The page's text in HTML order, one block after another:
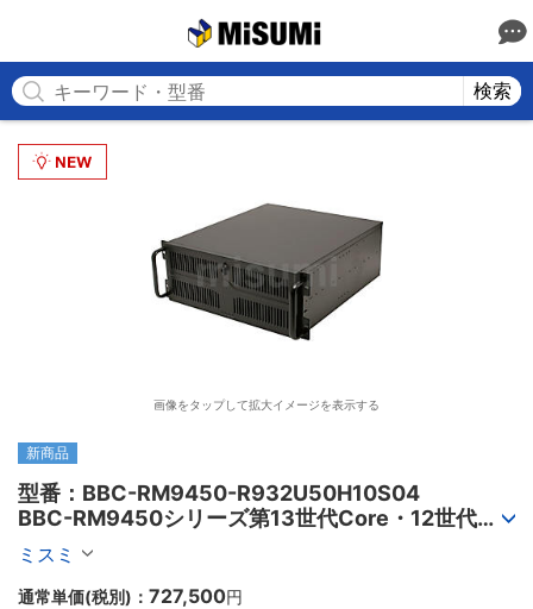
検索
画像をタップして拡大イメージを表示する
新商品
型番：BBC-RM9450-R932U50H10S04
BBC-RM9450シリーズ第13世代Core・12世代
Celeron対応ラックマウント4PCIe
ミスミ
通常単価(税別)： 727,500円